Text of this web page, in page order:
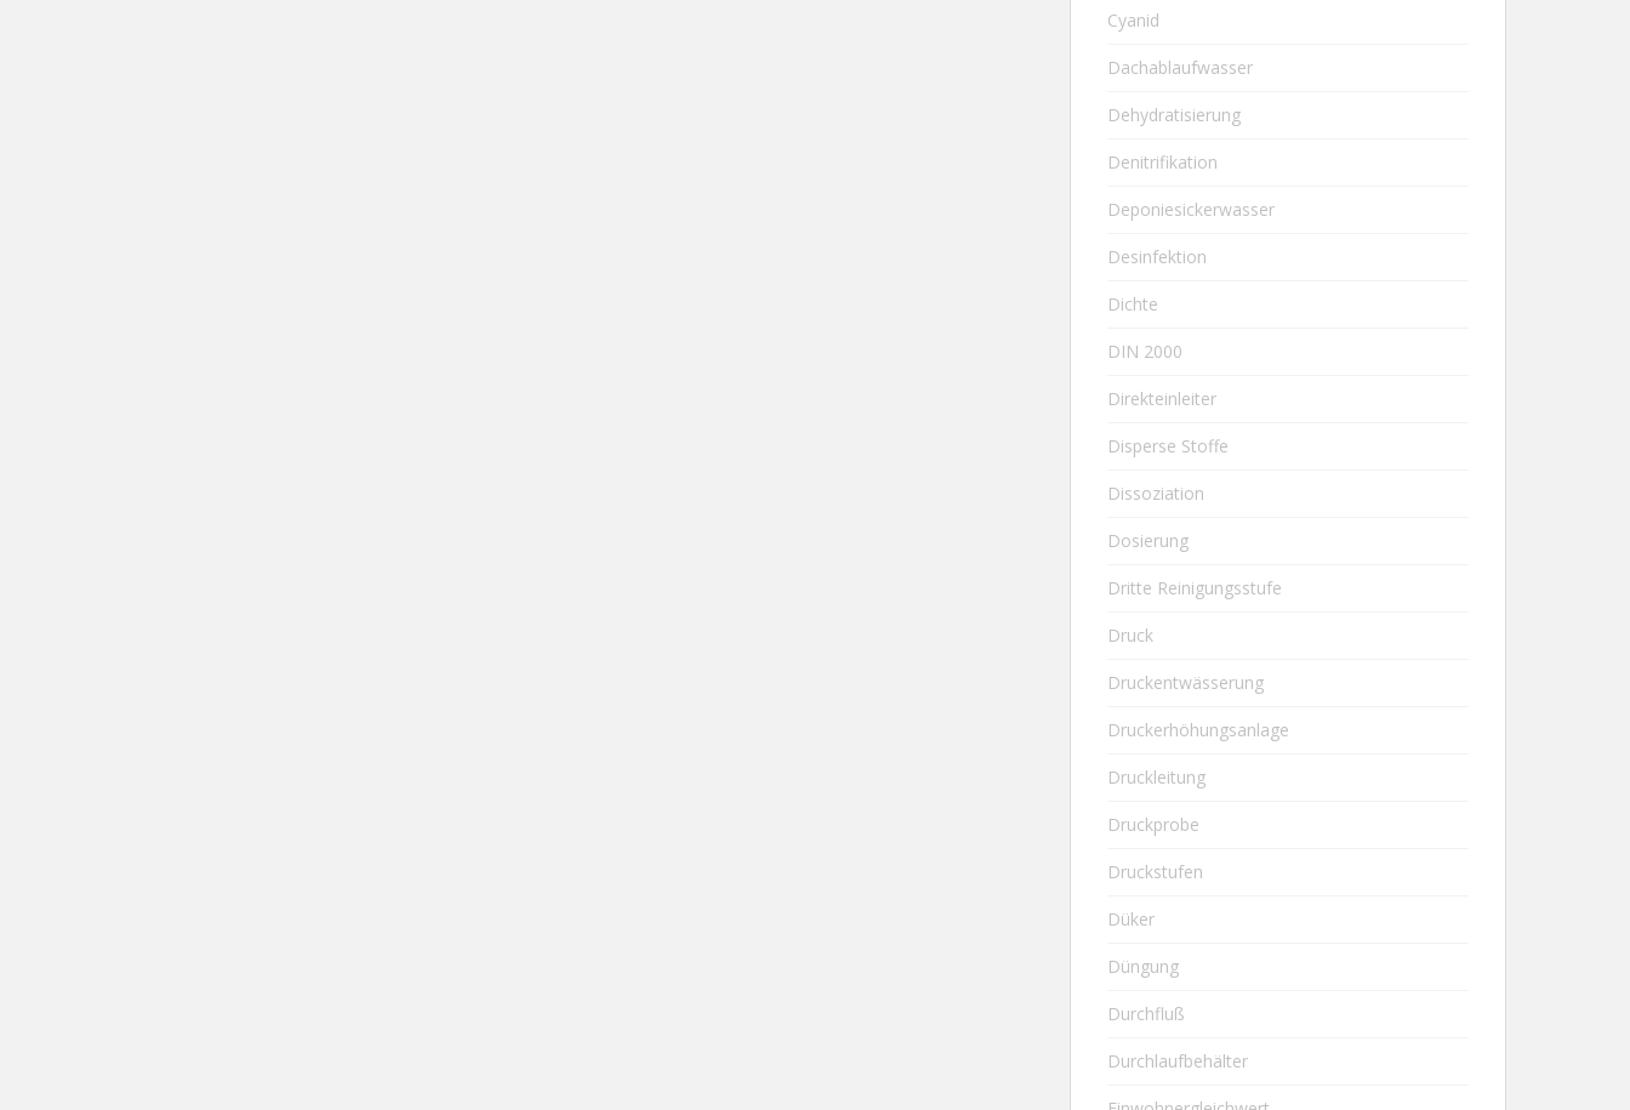
Cyanid
Dachablaufwasser
Dehydratisierung
Denitrifikation
Deponiesickerwasser
Desinfektion
Dichte
DIN 2000
Direkteinleiter
Disperse Stoffe
Dissoziation
Dosierung
Dritte Reinigungsstufe
Druck
Druckentwässerung
Druckerhöhungsanlage
Druckleitung
Druckprobe
Druckstufen
Düker
Düngung
Durchfluß
Durchlaufbehälter